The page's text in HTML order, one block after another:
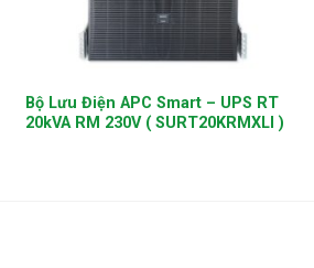
Bộ Lưu Điện APC Smart – UPS RT
20kVA RM 230V ( SURT20KRMXLI )